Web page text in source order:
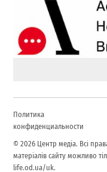
Политика
конфиденциальности
© 2026 Центр медіа. Всі
матеріалів сайту можливо
life.od.ua/uk.